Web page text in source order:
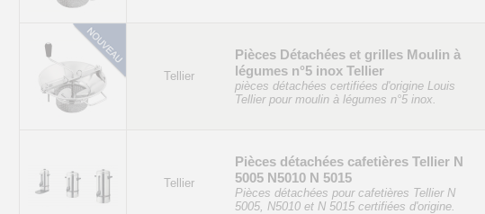
Tellier
Pièces Détachées et grilles Moulin à
légumes n°5 inox Tellier
pièces détachées certifiées d'origine Louis
Tellier pour moulin à légumes n°5 inox.
Tellier
Pièces détachées cafetières Tellier N
5005 N5010 N 5015
Pièces détachées pour cafetières Tellier N
5005, N5010 et N 5015 certifiées d'origine.